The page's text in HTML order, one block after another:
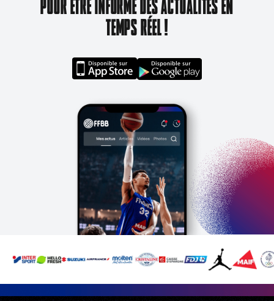
POUR ÊTRE INFORMÉ DES ACTUALITÉS EN
TEMPS RÉEL !